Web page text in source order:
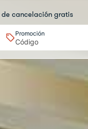
de cancelación gratis
Promoción